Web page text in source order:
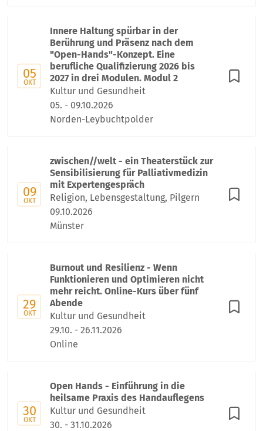
05
OKT
Innere Haltung spürbar in der
Berührung und Präsenz nach dem
"Open-Hands"-Konzept. Eine
berufliche Qualifizierung 2026 bis
2027 in drei Modulen. Modul 2
Kultur und Gesundheit
05. - 09.10.2026
Norden-Leybuchtpolder
09
OKT
zwischen//welt - ein Theaterstück zur
Sensibilisierung für Palliativmedizin
mit Expertengespräch
Religion, Lebensgestaltung, Pilgern
09.10.2026
Münster
29
OKT
Burnout und Resilienz - Wenn
Funktionieren und Optimieren nicht
mehr reicht. Online-Kurs über fünf
Abende
Kultur und Gesundheit
29.10. - 26.11.2026
Online
30
OKT
Open Hands - Einführung in die
heilsame Praxis des Handauflegens
Kultur und Gesundheit
30. - 31.10.2026